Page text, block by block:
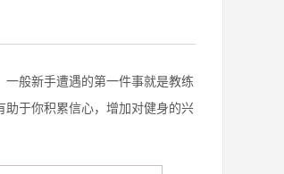
般新手遭遇的第一件事就是教练
于你积累信心，增加对健身的兴